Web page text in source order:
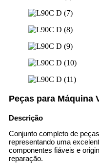
Peças para Máquina
Descrição
Conjunto completo de
representando uma
componentes fiáveis e
reparação.